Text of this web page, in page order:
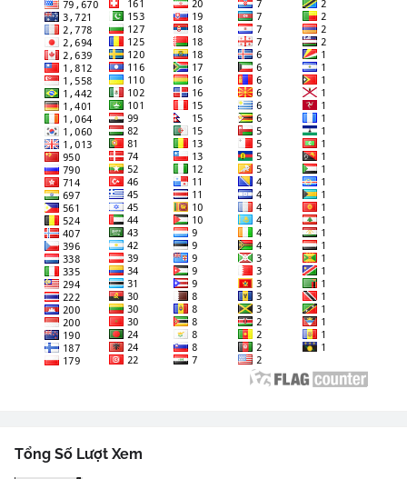
Tổng Số Lượt Xem